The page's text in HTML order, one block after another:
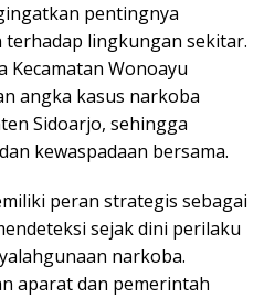
pentingnya
lingkungan sekitar.
Kecamatan Wonoayu
angka kasus narkoba
Sidoarjo, sehingga
kewaspadaan bersama.
peran strategis sebagai
sejak dini perilaku
narkoba.
aparat dan pemerintah